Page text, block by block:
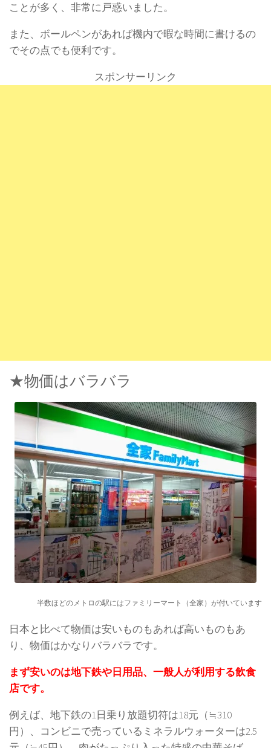
ことが多く、非常に戸惑いました。
また、ボールペンがあれば機内で暇な時間に書けるの
でその点でも便利です。
スポンサーリンク
★物価はバラバラ
半数ほどのメトロの駅にはファミリーマート（全家）が付いています
日本と比べて物価は安いものもあれば高いものもあ
り、物価はかなりバラバラです。
まず安いのは地下鉄や日用品、一般人が利用する飲食
店です。
例えば、地下鉄の1日乗り放題切符は18元（≒310
円）、コンビニで売っているミネラルウォーターは2.5